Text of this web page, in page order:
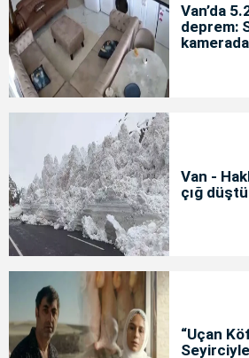
Van’da
deprem:
kamerada
Van -
çığ düştü
“Uçan